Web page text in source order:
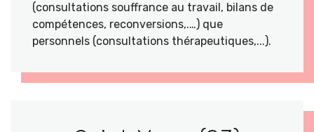
(consultations souffrance au travail, bilans de
compétences, reconversions,.…) que
personnels (consultations thérapeutiques,...).